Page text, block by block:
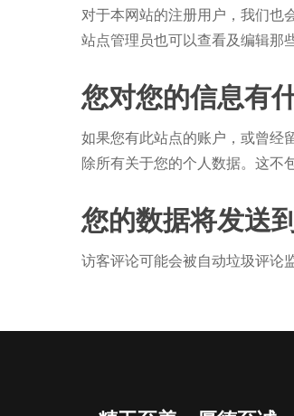
对于本网站的注册用户，我们也
站点管理员也可以查看及编辑那
您对您的信息有
如果您有此站点的账户，或曾经
除所有关于您的个人数据。这不
您的数据将发送
访客评论可能会被自动垃圾评论